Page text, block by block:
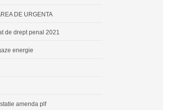
DE URGENTA
de drept penal 2021
energie
amenda plf